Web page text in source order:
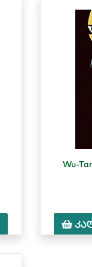
Wu-